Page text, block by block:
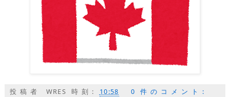
投稿者 WRES 時刻: 10:58 0 件のコメント: